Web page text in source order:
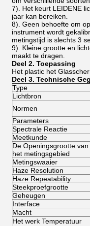
7). Het keurt LEIDENE
jaar kan bereiken.
8). Geen behoefte om
instrument wordt
metingstijd is slechts 3
9). Kleine grootte en
maakt te dragen.
Deel 2. Toepassing
Het plastic het
Deel 3. Technische
Type
Lichtbron
Normen
Parameters
Spectrale Reactie
Meetkunde
De Openingsgrootte van
het metingsgebied
Metingswaaier
Haze Resolution
Haze Repeatability
Steekproefgrootte
Geheugen
Interface
Macht
Het werk Temperatuur